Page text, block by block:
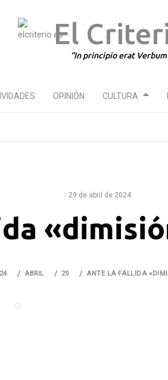
El
In principio erat Verbum
OPINIÓN CULTURA
29 de abril de 2024
ABRIL 29 ANTE LA FALLIDA